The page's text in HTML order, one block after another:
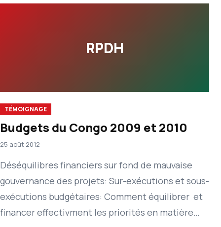
RPDH
TÉMOIGNAGE
Budgets du Congo 2009 et 2010
25 août 2012
Déséquilibres financiers sur fond de mauvaise
gouvernance des projets: Sur-exécutions et sous-
exécutions budgétaires: Comment équilibrer et
financer effectivment les priorités en matière